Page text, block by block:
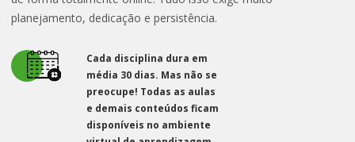
planejamento, dedicação e persistência.
Cada disciplina dura em
média 30 dias. Mas não se
preocupe! Todas as aulas
e demais conteúdos ficam
disponíveis no ambiente